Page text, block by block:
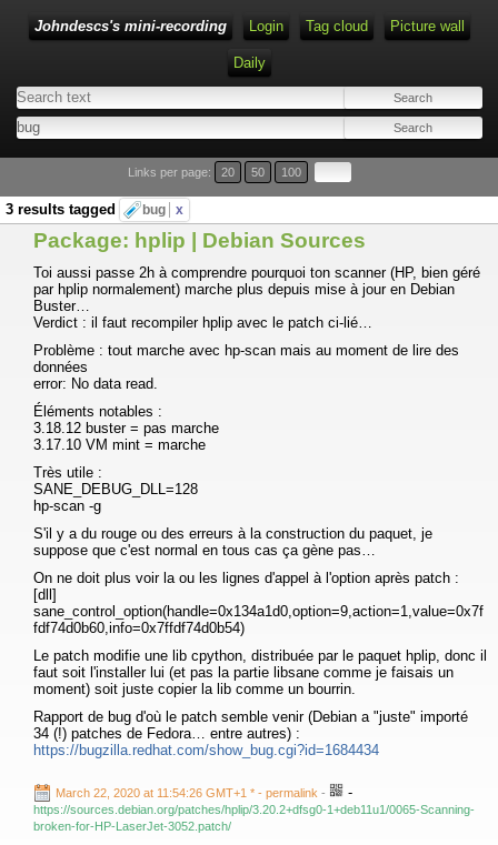
Johndescs's mini-recording Login Tag cloud Picture wall
Daily
Type 1 or more characters for results.
Links per page: 20 50 100
3 results tagged bug x
Package: hplip | Debian Sources
Toi aussi passe 2h à comprendre pourquoi ton scanner (HP, bien géré
par hplip normalement) marche plus depuis mise à jour en Debian
Buster…
Verdict : il faut recompiler hplip avec le patch ci-lié…
Problème : tout marche avec hp-scan mais au moment de lire des
données
error: No data read.
Éléments notables :
3.18.12 buster = pas marche
3.17.10 VM mint = marche
Très utile :
SANE_DEBUG_DLL=128
hp-scan -g
S'il y a du rouge ou des erreurs à la construction du paquet, je
suppose que c'est normal en tous cas ça gène pas…
On ne doit plus voir la ou les lignes d'appel à l'option après patch :
[dll]
sane_control_option(handle=0x134a1d0,option=9,action=1,value=0x7f
fdf74d0b60,info=0x7ffdf74d0b54)
Le patch modifie une lib cpython, distribuée par le paquet hplip, donc il
faut soit l'installer lui (et pas la partie libsane comme je faisais un
moment) soit juste copier la lib comme un bourrin.
Rapport de bug d'où le patch semble venir (Debian a "juste" importé
34 (!) patches de Fedora… entre autres) :
https://bugzilla.redhat.com/show_bug.cgi?id=1684434
March 22, 2020 at 11:54:26 GMT+1 * - permalink - -
https://sources.debian.org/patches/hplip/3.20.2+dfsg0-1+deb11u1/0065-Scanning-
broken-for-HP-LaserJet-3052.patch/